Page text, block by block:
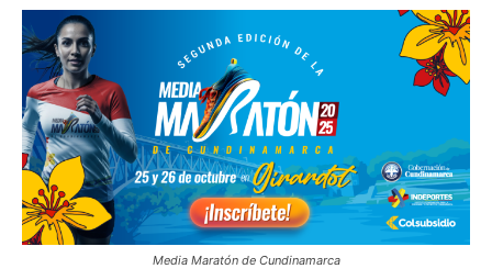
Media Maratón de Cundinamarca